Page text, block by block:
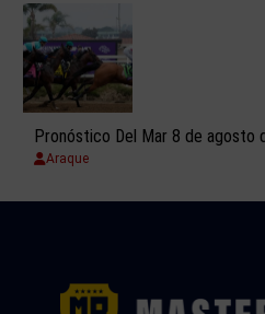
Pronóstico Del Mar 8 de agosto
Araque